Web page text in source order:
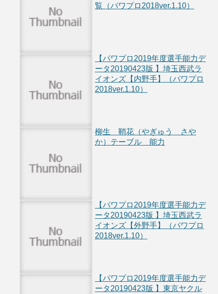
覧（パワプロ2018ver.1.10）
【パワプロ2019年度選手能力デ
ータ20190423版 】埼玉西武ラ
イオンズ【内野手】（パワプロ
2018ver.1.10）
柳生 鞘花（やぎゅう さや
か）テーブル 能力
【パワプロ2019年度選手能力デ
ータ20190423版 】埼玉西武ラ
イオンズ【外野手】（パワプロ
2018ver.1.10）
【パワプロ2019年度選手能力デ
ータ20190423版 】東京ヤクル